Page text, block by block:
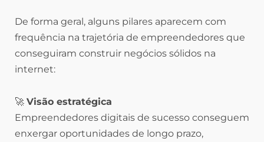
De forma geral, alguns pilares aparecem com
frequência na trajetória de empreendedores que
conseguiram construir negócios sólidos na
internet:
🚀 Visão estratégica
Empreendedores digitais de sucesso conseguem
enxergar oportunidades de longo prazo,